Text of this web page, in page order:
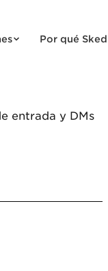
Por qué Sked
entrada y DMs